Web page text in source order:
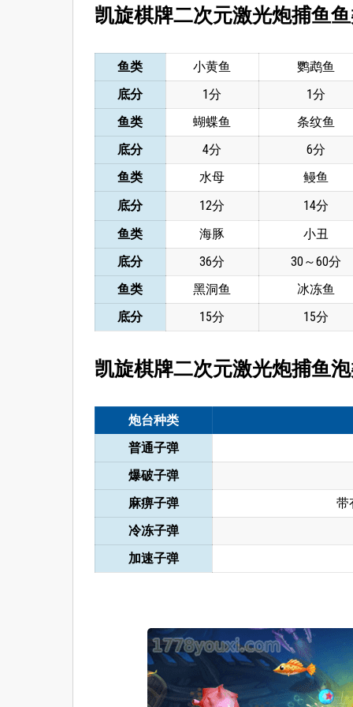
凯旋棋牌二次元激光炮捕鱼
鱼类 小黄鱼
鹦鹉鱼
底分
1分
1分
鱼类
蝴蝶鱼
条纹鱼
底分
4分
6分
鱼类
水母
鳗鱼
底分
12分
14分
鱼类
海豚
小丑
底分
36分
30～60分
鱼类
黑洞鱼
冰冻鱼
底分
15分 15分
凯旋棋牌二次元激光炮捕鱼
炮台种类
普通子弹
爆破子弹
麻痹子弹
带
冷冻子弹
加速子弹